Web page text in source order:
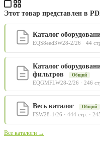
Этот товар представлен в
Каталог
EQS8eed3W28-2/26 · 44
Каталог
фильтров
Общий
EQGMFLW28-2/26 · 246
Весь каталог Общий
FSW28-1/26 · 444 стр. ·
Все каталоги →